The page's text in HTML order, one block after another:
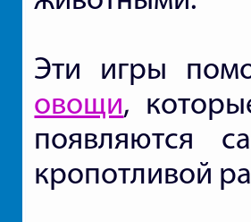
Эти игры
овощи,
появляются
кропотливой